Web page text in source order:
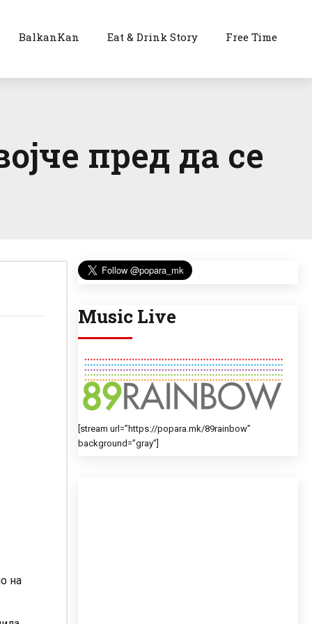
BalkanKan Eat & Drink Story Free Time
пред да се
на
Music Live
[stream url=”https://popara.mk/89rainbow”
background=”gray”]